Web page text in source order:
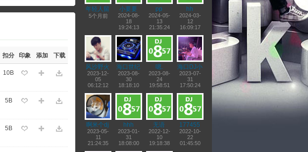
扣分 印象 添加 下载
10B
5B
5B
年轻人留
步
5个月前
小要要
2024-08-
18
19:24:13
pp
2024-05-
13
21:35:24
hh
2024-03-
12
16:09:17
风沙野火
2023-12-
05
06:12:12
海口世纪
中英文推
广者
2023-08-
30
18:18:10
嗯.
2023-08-
24
19:58:51
海口DJ小
马哥
2023-07-
31
17:50:24
啊米个dj
佛
2023-05-
11
21:24:35
hhh
2023-01-
31
18:08:00
无语
2022-12-
10
19:18:38
177455
2022-10-
22
01:45:50